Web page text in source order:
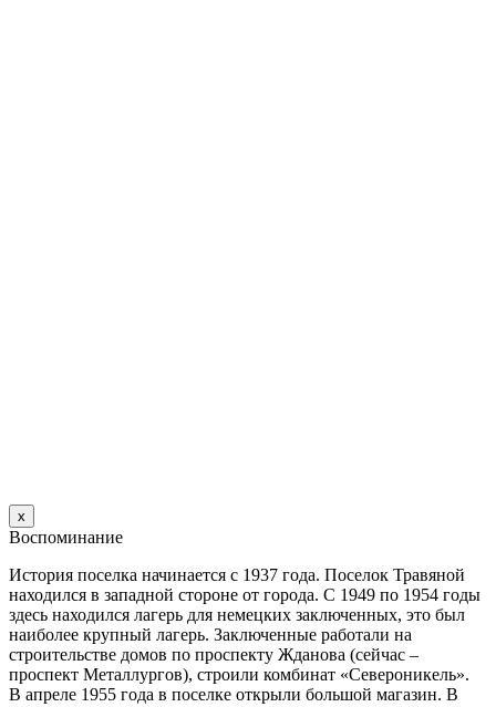
х
Воспоминание
История поселка начинается с 1937 года. Поселок Травяной
находился в западной стороне от города. С 1949 по 1954 годы
здесь находился лагерь для немецких заключенных, это был
наиболее крупный лагерь. Заключенные работали на
строительстве домов по проспекту Жданова (сейчас –
проспект Металлургов), строили комбинат «Североникель».
В апреле 1955 года в поселке открыли большой магазин. B